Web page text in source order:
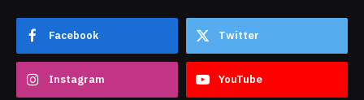
Facebook Twitter
Instagram YouTube